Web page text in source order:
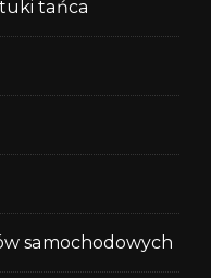
tańca
samochodowych